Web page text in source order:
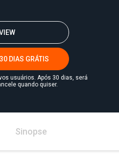
DIAS GRÁTIS
usuários. Após 30 dias, será
quando quiser.
Sinopse